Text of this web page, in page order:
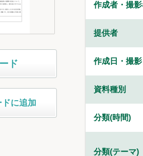
ド
に追加
作成者・撮
提供者
作成日・撮影
資料種別
分類(時間)
分類(テーマ)